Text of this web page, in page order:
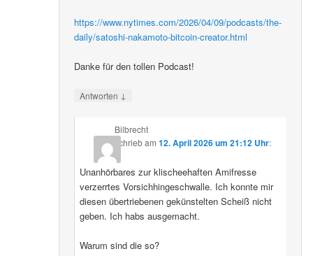
https://www.nytimes.com/2026/04/09/podcasts/the-
daily/satoshi-nakamoto-bitcoin-creator.html
Danke für den tollen Podcast!
Antworten ↓
Bilbrecht
schriebam 12. April 2026 um 21:12 Uhr:
Unanhörbares zur klischeehaften Amifresse
verzerrtes Vorsichhingeschwalle. Ich konnte mir
diesen übertriebenen gekünstelten Scheiß nicht
geben. Ich habs ausgemacht.
Warum sind die so?